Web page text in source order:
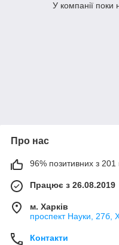
У компанії поки
Про нас
96% позитивних з 201
Працює з 26.08.2019
м. Харків
проспект Науки, 27б,
Контакти